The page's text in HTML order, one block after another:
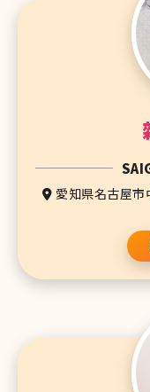
愛知県名古屋